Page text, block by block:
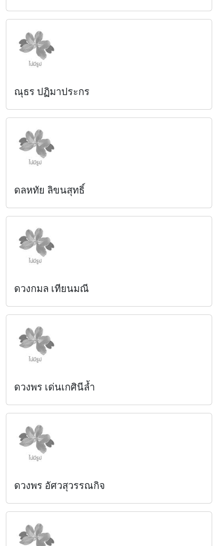
ณุธร ปฏิมาประกร
ดลหทัย ลิขนสุทธิ์
ดวงกมล เทียนมณี
ดวงพร เด่นเกศินีล้ำ
ดวงพร อัศวสุวรรณกิจ